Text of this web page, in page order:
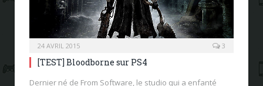
24 AVRIL 2015 3
[TEST] Bloodborne sur PS4
Dernier né de From Software, le studio qui a enfanté